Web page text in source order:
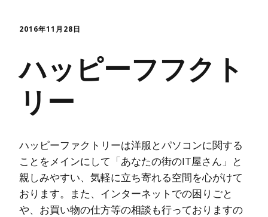
2016年11月28日
ハッピーフフクト
リー
ハッピーファクトリーは洋服とパソコンに関する
ことをメインにして「あなたの街のIT屋さん」と
親しみやすい、気軽に立ち寄れる空間を心がけて
おります。また、インターネットでの困りごと
や、お買い物の仕方等の相談も行っておりますの